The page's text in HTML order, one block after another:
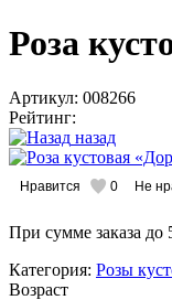
Роза
Артикул: 008266
Рейтинг:
назад
Нравится 0 Не
При сумме заказа до
Категория: Розы
Возраст